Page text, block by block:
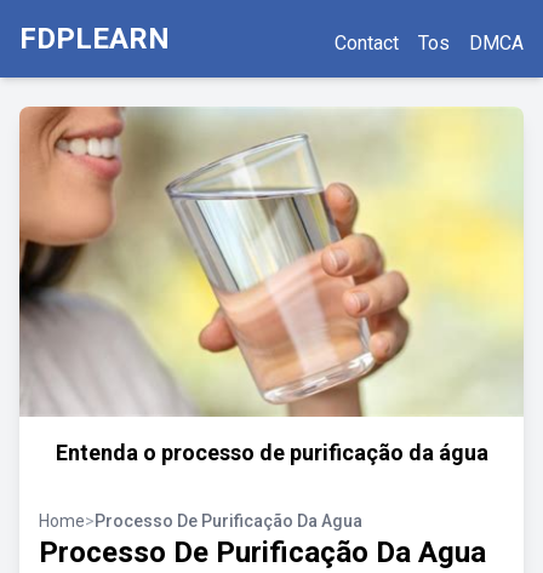
FDPLEARN Contact Tos DMCA
Entenda o processo de purificação da água
Home>Processo De Purificação Da Agua
Processo De Purificação Da Agua